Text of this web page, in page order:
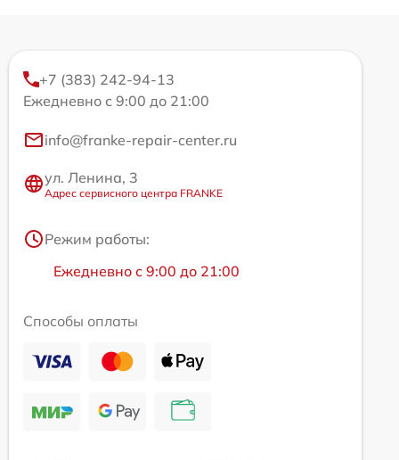
+7 (383) 242-94-13
Ежедневно с 9:00 до 21:00
info@franke-repair-center.ru
ул. Ленина, 3
Адрес сервисного центра FRANKE
Режим работы:
Ежедневно с 9:00 до 21:00
Способы оплаты